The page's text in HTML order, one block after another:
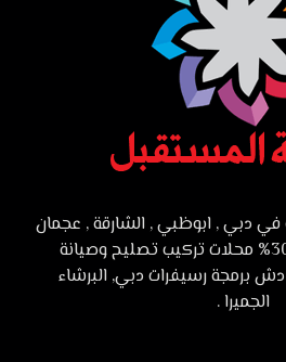
دبي , ابوظبي , الشارقة , عجمان
:ارخص اسعار خصم 30% محلات تركيب تصليح وصيانة
برمجة رسيفرات دبي, البرشاء
الجميرا .